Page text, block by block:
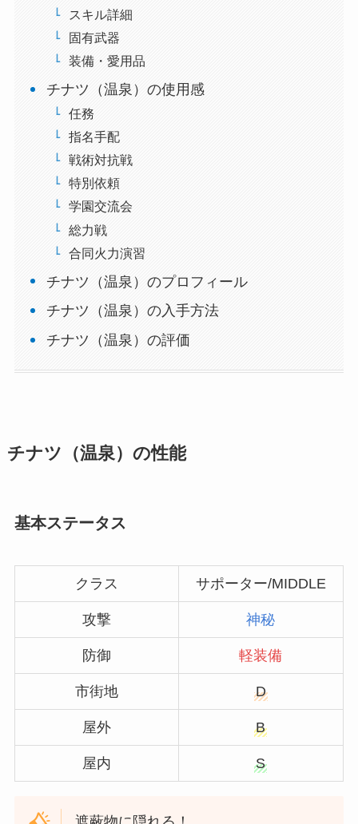
スキル詳細
固有武器
装備・愛用品
チナツ（温泉）の使用感
任務
指名手配
戦術対抗戦
特別依頼
学園交流会
総力戦
合同火力演習
チナツ（温泉）のプロフィール
チナツ（温泉）の入手方法
チナツ（温泉）の評価
チナツ（温泉）の性能
基本ステータス
クラス サポーター/MIDDLE
攻撃 神秘
防御 軽装備
市街地 D
屋外 B
屋内 S